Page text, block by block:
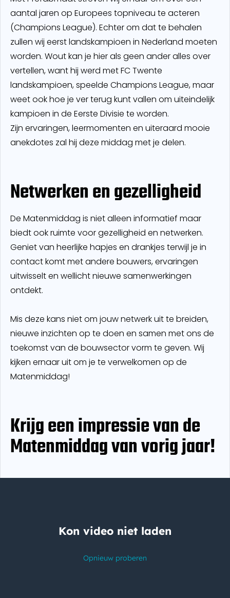
aantal jaren op Europees topniveau te acteren
(Champions League). Echter om dat te behalen
zullen wij eerst landskampioen in Nederland moeten
worden. Wout kan je hier als geen ander alles over
vertellen, want hij werd met FC Twente
landskampioen, speelde Champions League, maar
weet ook hoe je ver terug kunt vallen om uiteindelijk
kampioen in de Eerste Divisie te worden.
Zijn ervaringen, leermomenten en uiteraard mooie
anekdotes zal hij deze middag met je delen.
Netwerken en gezelligheid
De Matenmiddag is niet alleen informatief maar
biedt ook ruimte voor gezelligheid en netwerken.
Geniet van heerlijke hapjes en drankjes terwijl je in
contact komt met andere bouwers, ervaringen
uitwisselt en wellicht nieuwe samenwerkingen
ontdekt.
Mis deze kans niet om jouw netwerk uit te breiden,
nieuwe inzichten op te doen en samen met ons de
toekomst van de bouwsector vorm te geven. Wij
kijken ernaar uit om je te verwelkomen op de
Matenmiddag!
Krijg een impressie van de
Matenmiddag van vorig jaar!